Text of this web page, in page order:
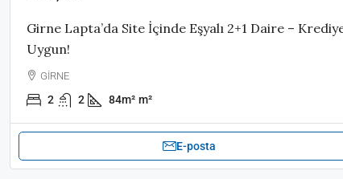
Girne Lapta’da Site İçinde Eşyalı 2+1 Daire –
Uygun!
GİRNE
2 2 84m² m²
E-posta